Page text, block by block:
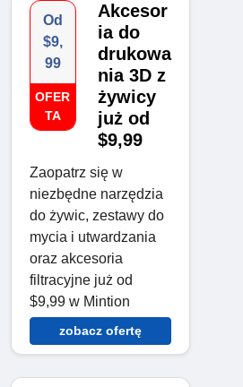
Od
$9,
99
OFER
TA
Akcesor
ia do
drukowa
nia 3D z
żywicy
już od
$9,99
Zaopatrz się w
niezbędne narzędzia
do żywic, zestawy do
mycia i utwardzania
oraz akcesoria
filtracyjne już od
$9,99 w Mintion
zobacz ofertę